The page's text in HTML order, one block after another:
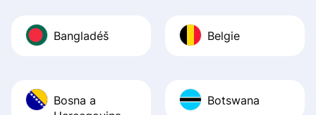
Bangladéš Belgie
Bosna a
Botswana